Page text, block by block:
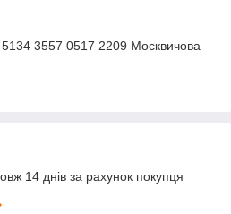
3557 0517 2209 Москвичова
14 днів за рахунок покупця